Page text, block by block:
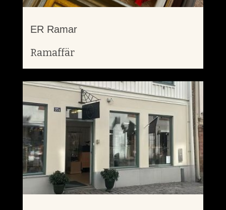
ER Ramar
Ramaffär